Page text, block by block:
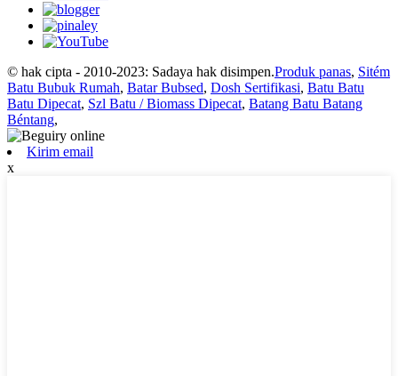
© hak cipta - 2010-2023: Sadaya hak disimpen.Produk panas, Sitém
Batu Bubuk Rumah, Batar Bubsed, Dosh Sertifikasi, Batu Batu
Batu Dipecat, Szl Batu / Biomass Dipecat, Batang Batu Batang
Béntang,
Kirim email
x